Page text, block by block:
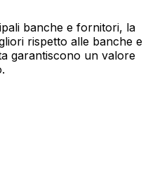
banche e fornitori, la
rispetto alle banche e
garantiscono un valore